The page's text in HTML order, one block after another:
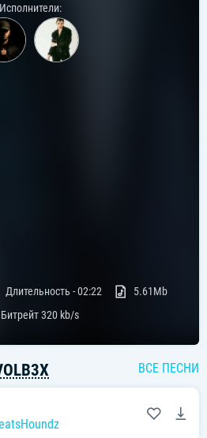
Исполнители:
Длительность -02:22
5.61Mb
Битрейт320 kb/s
ВСЕ ПЕСНИ